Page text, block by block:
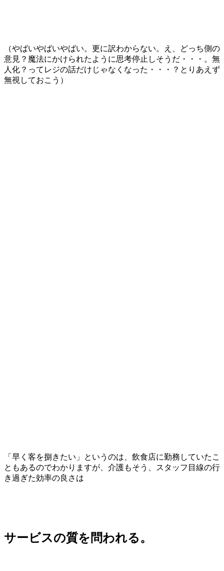
（やばいやばいやばい。更に訳わからない。え、どっち側の
意見？魔法にかけられたように思考停止しそうだ・・・。無
人化？ってレジの話だけじゃなくなった・・・？とりあえず
無視しておこう）
「早く客を捌きたい」というのは、飲食店に勤務していたこ
ともあるのでわかりますが、介護もそう、スタッフ目線の行
き過ぎた効率の良さは
サービスの質を問われる。